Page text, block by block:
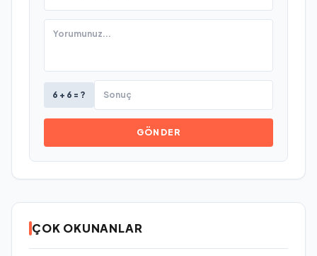
6 + 6 = ?
GÖNDER
ÇOK OKUNANLAR